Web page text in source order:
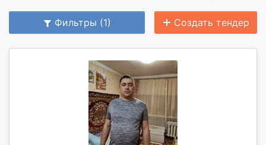
Фильтры (1) Создать тендер